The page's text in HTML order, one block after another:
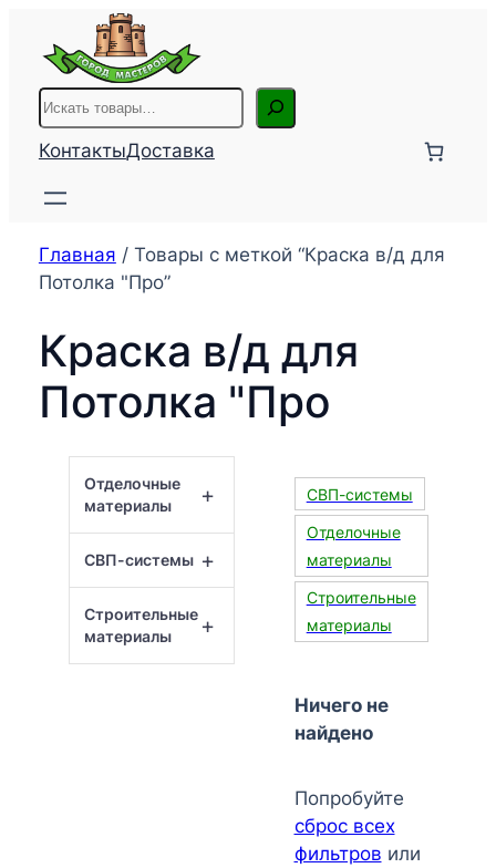
содержимому
Поиск
КонтактыДоставка
Главная / Товары с меткой “Краска в/д для
Потолка "Про”
Краска в/д для
Потолка "Про
+
Отделочные
материалы
+
СВП-системы
+
Строительные
материалы
СВП-системы
Отделочные
материалы
Строительные
материалы
Ничего не
найдено
Попробуйте
сброс всех
фильтров или